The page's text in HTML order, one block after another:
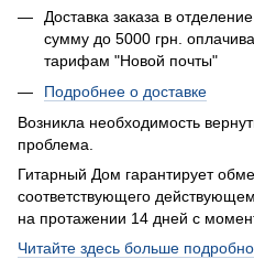
Доставка заказа в
сумму до 5000 грн.
тарифам "Новой почты"
Подробнее о доставке
Возникла необходимость
проблема.
Гитарный Дом гарантирует
соответствующего
на протажении 14 дней с
Читайте здесь больше